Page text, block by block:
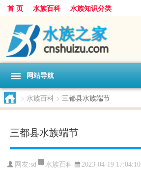
首 页 水族百科 水族知识分类
网站导航
> 水族百科 > 三都县水族端节
三都县水族端节
网友:sd 水族百科 2023-04-19 17:04:10